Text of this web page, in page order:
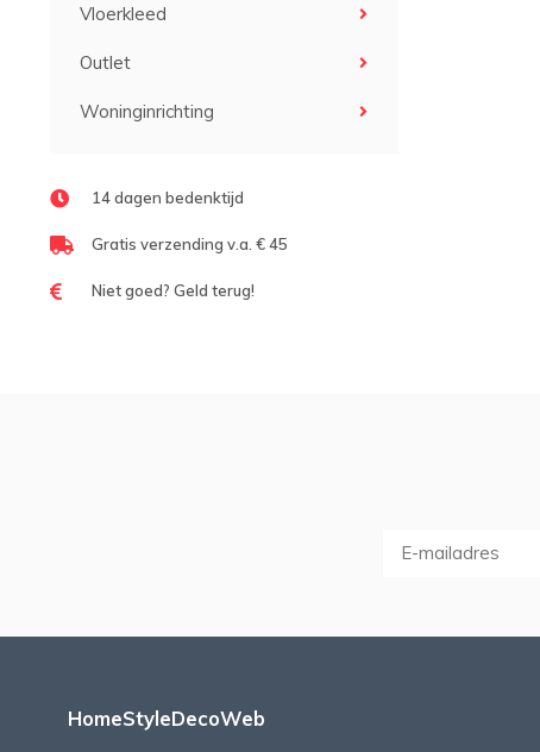
Vloerkleed
Outlet
Woninginrichting
14 dagen bedenktijd
Gratis verzending v.a. € 45
Niet goed? Geld terug!
HomeStyleDecoWeb